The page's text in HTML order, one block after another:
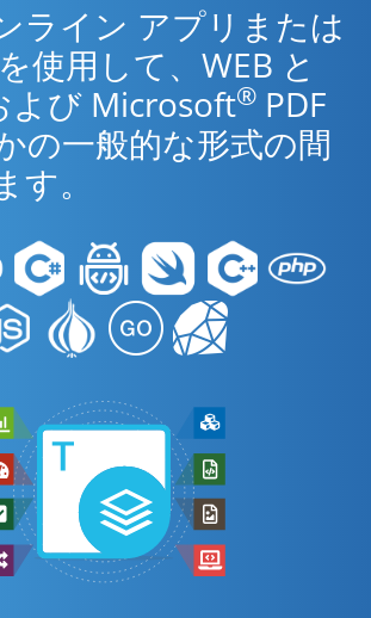
ライン アプリまたは
使用して、WEB と
よび Microsoft® PDF
の一般的な形式の間
。